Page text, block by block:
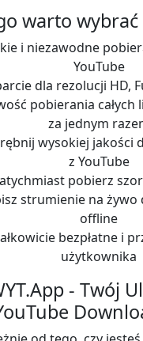
warto
i niezawodne
YouTube
dla rezolucji HD,
pobierania całych
za jednym
wysokiej jakości
z YouTube
pobierz
strumienie na żywo
offline
bezpłatne i
użytkownika
- Twój